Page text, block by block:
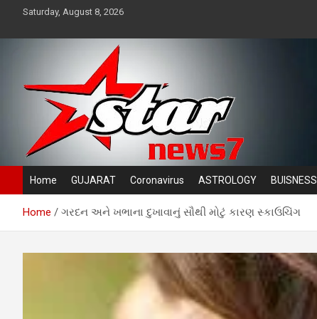
content
Saturday, August 8, 2026
Star News 7
News TV channel
Home GUJARAT Coronavirus ASTROLOGY BUISNESS
Home ગરદન અને ખભાના દુખાવાનું સૌથી મોટું કારણ સ્કાઉચિંગ